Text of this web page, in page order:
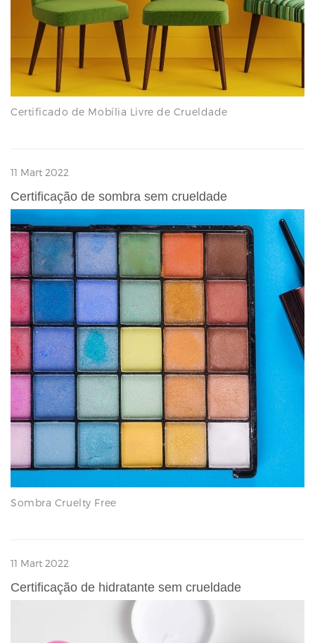
Certificado de Mobília Livre de Crueldade
11 Mart 2022
Certificação de sombra sem crueldade
Sombra Cruelty Free
11 Mart 2022
Certificação de hidratante sem crueldade